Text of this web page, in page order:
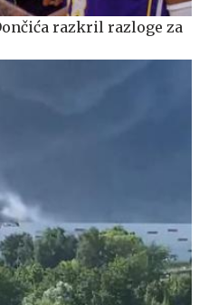
razkril razloge za